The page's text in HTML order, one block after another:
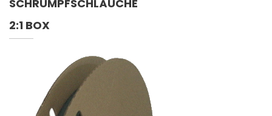
SCHRUMPFSCHLÄUCHE
2:1 BOX